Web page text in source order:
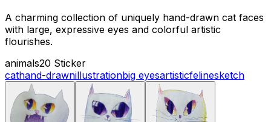
A charming collection of uniquely hand-drawn cat faces
with large, expressive eyes and colorful artistic
flourishes.
animals20 Sticker
cathand-drawnillustrationbig eyesartisticfelinesketch